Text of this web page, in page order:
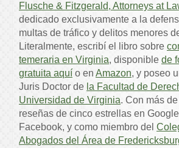
Flusche & Fitzgerald, Attorneys at
dedicado exclusivamente a la
multas de tráfico y delitos menores
Literalmente, escribí el libro sobre
temeraria en Virginia, disponible de
gratuita aquí o en Amazon, y poseo
Juris Doctor de la Facultad de
Universidad de Virginia. Con más
reseñas de cinco estrellas en
Facebook, y como miembro del
Abogados del Área de